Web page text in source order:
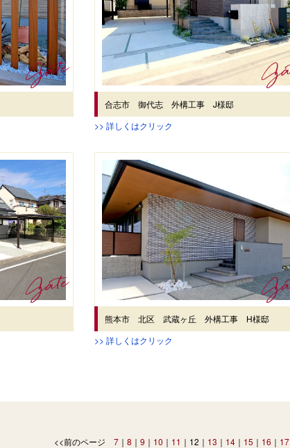
合志市 御代志 外構工事 J様邸
>> 詳しくはクリック
熊本市 北区 武蔵ヶ丘 外構工事 H様邸
>> 詳しくはクリック
<<前のページ 7 8 9 10 11 12 13 14 15 16 17